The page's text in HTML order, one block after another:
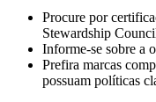
Procure por
Stewardship
Informe-se sobre a
Prefira marcas
possuam políticas